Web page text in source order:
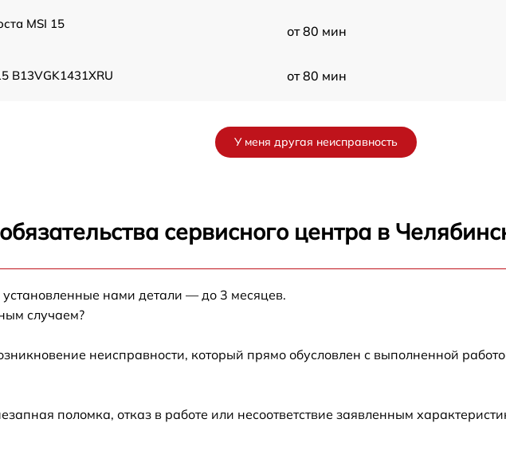
MSI 15
от 80 мин
B13VGK1431XRU от 80 мин
MSI 15
MSI 15
15 B13VGK1431XRU
У меня другая неисправность
сервисного центра в
установленные нами детали — до 3 месяцев.
случаем?
неисправности, который прямо обусловлен с выполненной
поломка, отказ в работе или несоответствие заявленным